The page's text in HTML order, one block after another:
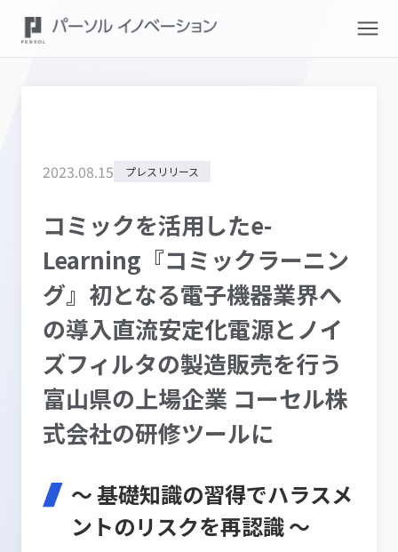
2023.08.15 プレスリリース
コミックを活用したe-
Learning『コミックラーニン
グ』初となる電子機器業界へ
の導入直流安定化電源とノイ
ズフィルタの製造販売を行う
富山県の上場企業 コーセル株
式会社の研修ツールに
～ 基礎知識の習得でハラスメ
ントのリスクを再認識 ～